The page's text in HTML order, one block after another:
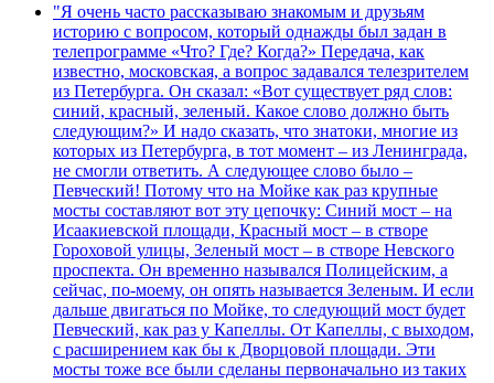
"Я очень часто рассказываю знакомым и друзьям
историю с вопросом, который однажды был задан в
телепрограмме «Что? Где? Когда?» Передача, как
известно, московская, а вопрос задавался телезрителем
из Петербурга. Он сказал: «Вот существует ряд слов:
синий, красный, зеленый. Какое слово должно быть
следующим?» И надо сказать, что знатоки, многие из
которых из Петербурга, в тот момент – из Ленинграда,
не смогли ответить. А следующее слово было –
Певческий! Потому что на Мойке как раз крупные
мосты составляют вот эту цепочку: Синий мост – на
Исаакиевской площади, Красный мост – в створе
Гороховой улицы, Зеленый мост – в створе Невского
проспекта. Он временно назывался Полицейским, а
сейчас, по-моему, он опять называется Зеленым. И если
дальше двигаться по Мойке, то следующий мост будет
Певческий, как раз у Капеллы. От Капеллы, с выходом,
с расширением как бы к Дворцовой площади. Эти
мосты тоже все были сделаны первоначально из таких